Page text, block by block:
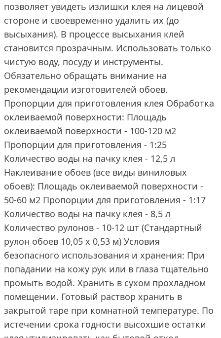
позволяет увидеть излишки клея на лицевой
стороне и своевременно удалить их (до
высыхания). В процессе высыхания клей
становится прозрачным. Использовать только
чистую воду, посуду и инструменты.
Обязательно обращать внимание на
рекомендации изготовителей обоев.
Пропорции для приготовления клея Обработка
оклеиваемой поверхности: Площадь
оклеиваемой поверхности - 100-120 м2
Пропорции для приготовления - 1:25
Количество воды на пачку клея - 12,5 л
Наклеивание обоев (все виды виниловых
обоев): Площадь оклеиваемой поверхности -
50-60 м2 Пропорции для приготовления - 1:17
Количество воды на пачку клея - 8,5 л
Количество рулонов - 10-12 шт (Стандартный
рулон обоев 10,05 х 0,53 м) Условия
безопасного использования и хранения: При
попадании на кожу рук или в глаза тщательно
промыть водой. Хранить в сухом прохладном
помещении. Готовый раствор хранить в
закрытой таре при комнатной температуре. По
истечении срока годности высохшие остатки